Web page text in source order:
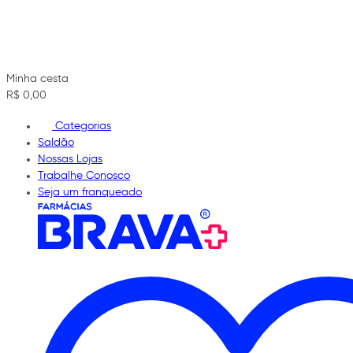
Minha cesta
R$ 0,00
Categorias
Saldão
Nossas Lojas
Trabalhe Conosco
Seja um franqueado